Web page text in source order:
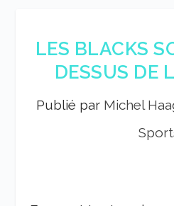
LES BLACKS
DESSUS DE
Publié par Michel